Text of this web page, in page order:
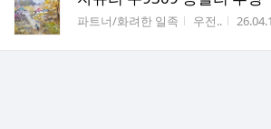
게시판명
파트너/화려한 일족 작성자
우전.. 작성